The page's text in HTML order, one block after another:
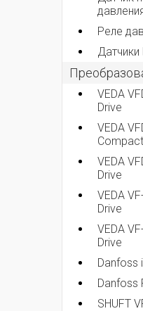
Реле
VEDA
Drive
VEDA
VEDA
Drive
VEDA
Drive
VEDA
Drive
Danfoss
Danfoss
SHUFT